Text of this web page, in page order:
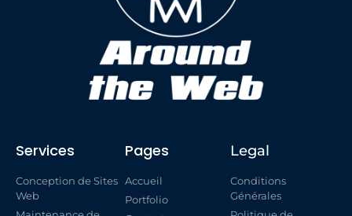
Services
Conception de Sites
Web
Pages
Accueil
Portfolio
Legal
Conditions
Générales